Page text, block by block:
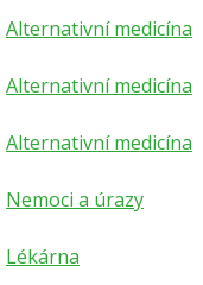
Alternativní medicína
Alternativní medicína
Alternativní medicína
Nemoci a úrazy
Lékárna